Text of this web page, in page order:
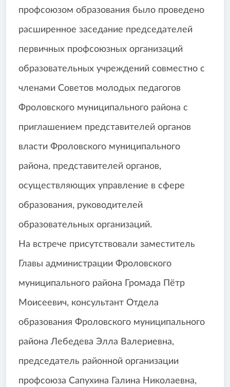
профсоюзом образования было проведено
расширенное заседание председателей
первичных профсоюзных организаций
образовательных учреждений совместно с
членами Советов молодых педагогов
Фроловского муниципального района с
приглашением представителей органов
власти Фроловского муниципального
района, представителей органов,
осуществляющих управление в сфере
образования, руководителей
образовательных организаций.
На встрече присутствовали заместитель
Главы администрации Фроловского
муниципального района Громада Пётр
Моисеевич, консультант Отдела
образования Фроловского муниципального
района Лебедева Элла Валериевна,
председатель районной организации
профсоюза Сапухина Галина Николаевна,